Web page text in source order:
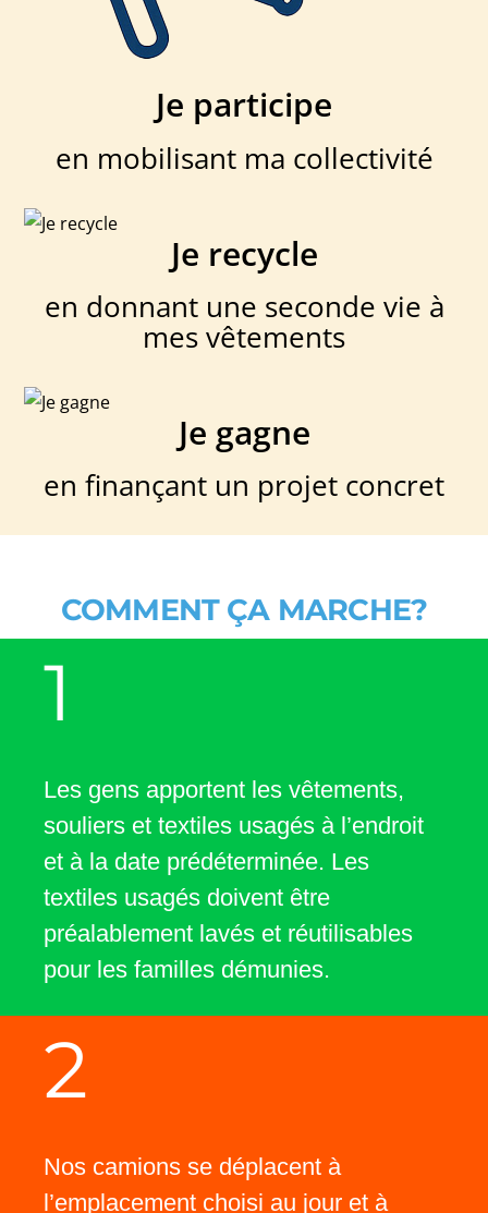
Je participe
en mobilisant ma collectivité
Je recycle
en donnant une seconde vie à
mes vêtements
Je gagne
en finançant un projet concret
COMMENT ÇA MARCHE?
1
Les gens apportent les vêtements,
souliers et textiles usagés à l’endroit
et à la date prédéterminée. Les
textiles usagés doivent être
préalablement lavés et réutilisables
pour les familles démunies.
2
Nos camions se déplacent à
l’emplacement choisi au jour et à